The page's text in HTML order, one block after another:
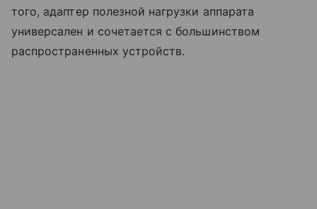
того, адаптер полезной нагрузки аппарата
универсален и сочетается с большинством
распространенных устройств.